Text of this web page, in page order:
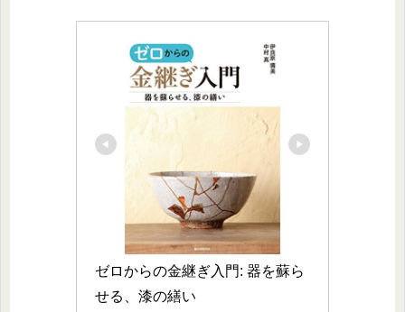
ゼロからの金継ぎ入門: 器を蘇ら
せる、漆の繕い